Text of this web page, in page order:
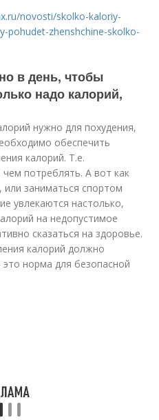
novosti/skolko-kaloriy-
pohudet-zhenshchine-skolko-
в день, чтобы
надо калорий,
нужно для похудения,
обеспечить
калорий. Т.е.
потреблять. А вот как
или заниматься спортом
увлекаются настолько,
на недопустимое
сказаться на здоровье.
калорий должно
норма для безопасной